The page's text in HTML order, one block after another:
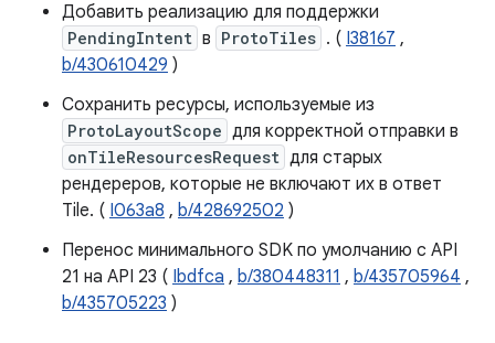
Добавить реализацию для поддержки
PendingIntent в ProtoTiles . ( I38167 ,
b/430610429 )
Сохранить ресурсы, используемые из
ProtoLayoutScope для корректной отправки в
onTileResourcesRequest для старых
рендереров, которые не включают их в ответ
Tile. ( I063a8 , b/428692502 )
Перенос минимального SDK по умолчанию с API
21 на API 23 ( Ibdfca , b/380448311 , b/435705964 ,
b/435705223 )